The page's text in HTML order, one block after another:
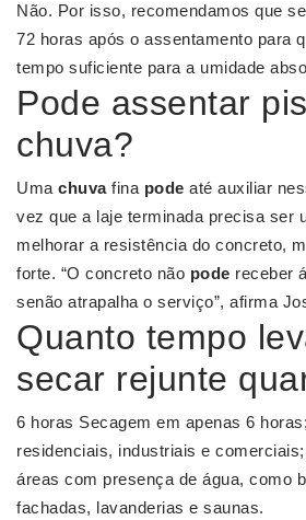
Não. Por isso, recomendamos que
72 horas após o assentamento para
tempo suficiente para a umidade
Pode assentar
chuva?
Uma chuvafina pode até auxiliar
vez que a laje terminada precisa ser
melhorar a resistência do concreto,
forte. “O concreto não pode receber
senão atrapalha o serviço”, afirma
Quanto tempo
secar rejunte
6 horas Secagem em apenas 6
residenciais, industriais e
áreas com presença de água, como
fachadas, lavanderias e saunas.